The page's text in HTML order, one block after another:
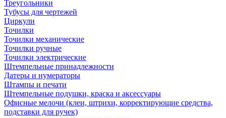
Треугольники
Тубусы для чертежей
Циркули
Точилки
Точилки механические
Точилки ручные
Точилки электрические
Штемпельные принадлежности
Датеры и нумераторы
Штампы и печати
Штемпельные подушки, краска и аксессуары
Офисные мелочи (клеи, штрихи, корректирующие средства,
подставки для ручек)